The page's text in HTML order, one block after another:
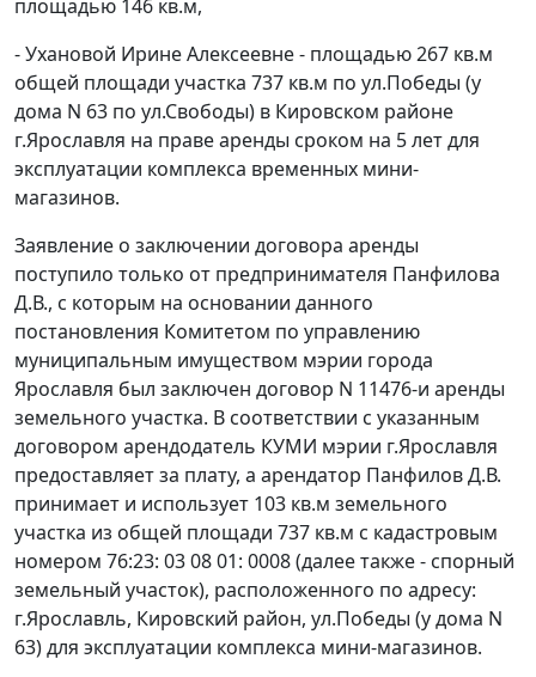
площадью 146 кв.м,
- Ухановой Ирине Алексеевне - площадью 267 кв.м
общей площади участка 737 кв.м по ул.Победы (у
дома N 63 по ул.Свободы) в Кировском районе
г.Ярославля на праве аренды сроком на 5 лет для
эксплуатации комплекса временных мини-
магазинов.
Заявление о заключении договора аренды
поступило только от предпринимателя Панфилова
Д.В., с которым на основании данного
постановления Комитетом по управлению
муниципальным имуществом мэрии города
Ярославля был заключен договор N 11476-и аренды
земельного участка. В соответствии с указанным
договором арендодатель КУМИ мэрии г.Ярославля
предоставляет за плату, а арендатор Панфилов Д.В.
принимает и использует 103 кв.м земельного
участка из общей площади 737 кв.м с кадастровым
номером 76:23: 03 08 01: 0008 (далее также - спорный
земельный участок), расположенного по адресу:
г.Ярославль, Кировский район, ул.Победы (у дома N
63) для эксплуатации комплекса мини-магазинов.